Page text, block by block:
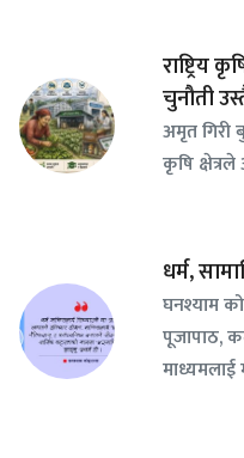
राष्ट्रिय
चुनौती
अमृत गिरी
कृषि
धर्म,
घनश्याम
पूजापाठ,
माध्यमलाई